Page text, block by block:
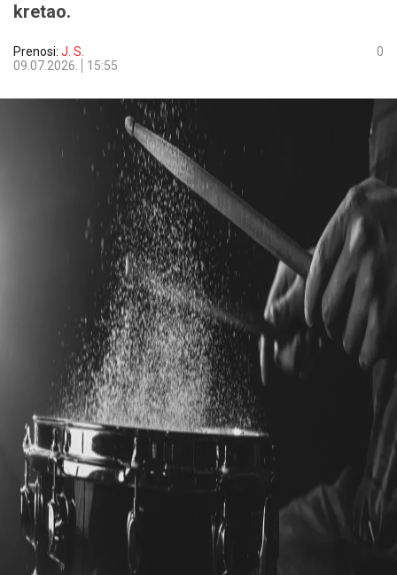
kretao.
Prenosi: J. S.
09.07.2026.
15:55
0